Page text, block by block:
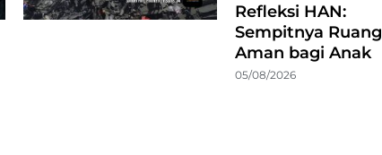
Refleksi HAN:
Sempitnya Ruang
Aman bagi Anak
05/08/2026